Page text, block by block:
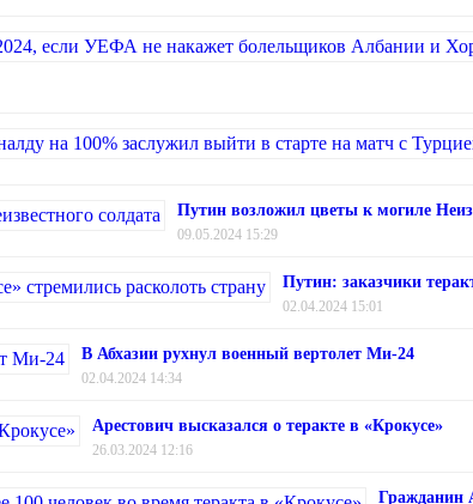
Путин возложил цветы к могиле
09.05.2024 15:29
Путин: заказчики
02.04.2024 15:01
В Абхазии рухнул военный вертолет Ми-24
02.04.2024 14:34
Арестович высказался о теракте в «Крокусе»
26.03.2024 12:16
Гражданин